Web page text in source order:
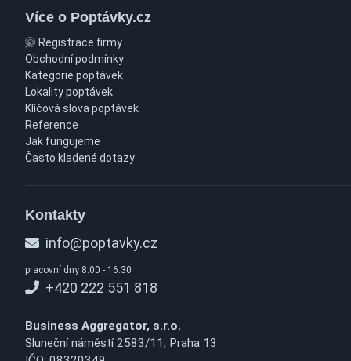
Více o Poptávky.cz
Registrace firmy
Obchodní podmínky
Kategorie poptávek
Lokality poptávek
Klíčová slova poptávek
Reference
Jak fungujeme
Často kladené dotazy
Kontakty
info@poptavky.cz
pracovní dny 8:00 - 16:30
+420 222 551 818
Business Aggregator, s.r.o.
Sluneční náměstí 2583/11, Praha 13